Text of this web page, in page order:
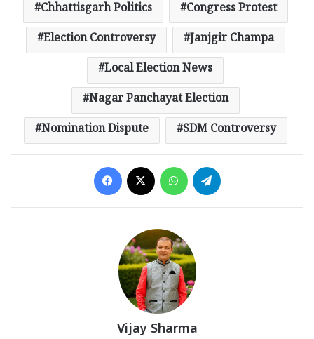
Chhattisgarh Politics
Congress Protest
Election Controversy
Janjgir Champa
Local Election News
Nagar Panchayat Election
Nomination Dispute
SDM Controversy
Facebook WhatsApp
Vijay Sharma